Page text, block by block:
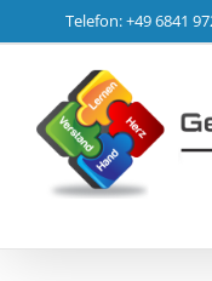
Inhalt
Telefon: +49 6841